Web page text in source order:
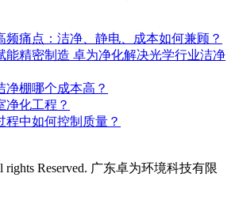
频痛点：洁净、静电、成本如何兼顾？
能精密制造 卓为净化解决光学行业洁净
净棚哪个成本高？
净化工程？
程中如何控制质量？
rights Reserved. 广东卓为环境科技有限